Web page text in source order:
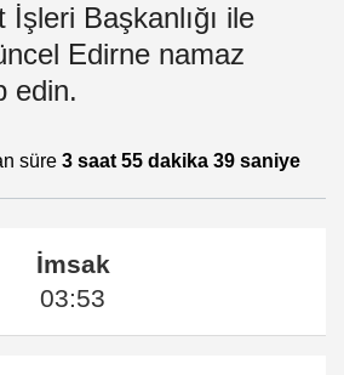
Başkanlığı ile
Edirne namaz
edin.
süre 3 saat 55 dakika 39 saniye
İmsak
03:53